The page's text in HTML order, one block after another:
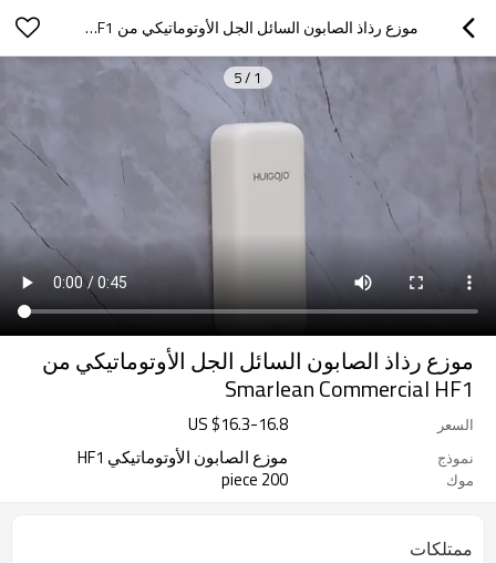
موزع رذاذ الصابون السائل الجل الأوتوماتيكي من SMARLEAN COMMERCIAL HF1
1
/
5
موزع رذاذ الصابون السائل الجل الأوتوماتيكي من
Smarlean Commercial HF1
السعر US $16.3-16.8
نموذج موزع الصابون الأوتوماتيكي HF1
موك 200 piece
ممتلكات